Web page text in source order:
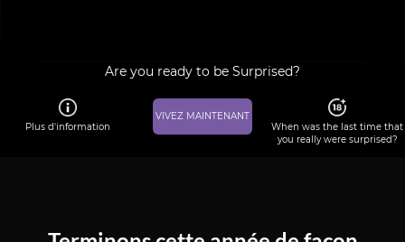
Are you ready to be Surprised?
VIVEZ MAINTENANT
Plus d'information
When was the last time that
you really were surprised?